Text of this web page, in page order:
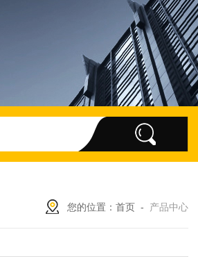
您的位置： 首页 - 产品中心